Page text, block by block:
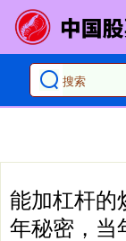
能加杠杆的
年秘密，当